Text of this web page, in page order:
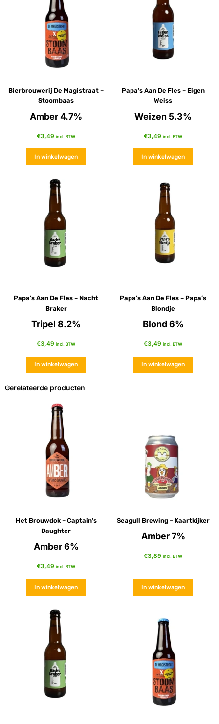
Bierbrouwerij De Magistraat –
Stoombaas
Amber 4.7%
€3,49 incl. BTW
In winkelwagen
Papa’s Aan De Fles – Eigen
Weiss
Weizen 5.3%
€3,49 incl. BTW
In winkelwagen
Papa’s Aan De Fles – Nacht
Braker
Tripel 8.2%
€3,49 incl. BTW
In winkelwagen
Papa’s Aan De Fles – Papa’s
Blondje
Blond 6%
€3,49 incl. BTW
In winkelwagen
Gerelateerde producten
Het Brouwdok – Captain’s
Daughter
Amber 6%
€3,49 incl. BTW
In winkelwagen
Seagull Brewing – Kaartkijker
Amber 7%
€3,89 incl. BTW
In winkelwagen